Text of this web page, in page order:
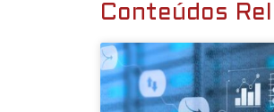
Conteúdos